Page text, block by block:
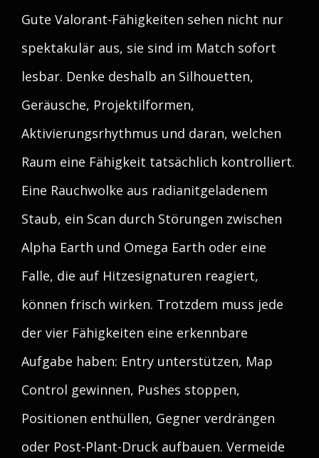
Gute Valorant-Fähigkeiten sehen nicht nur
spektakulär aus, sie sind im Match sofort
lesbar. Denke deshalb an Silhouetten,
Geräusche, Projektilformen,
Aktivierungsrhythmus und daran, welchen
Raum eine Fähigkeit tatsächlich kontrolliert.
Eine Rauchwolke aus radianitgeladenem
Staub, ein Scan durch Störungen zwischen
Alpha Earth und Omega Earth oder eine
Falle, die auf Hitzesignaturen reagiert,
können frisch wirken. Trotzdem muss jede
der vier Fähigkeiten eine erkennbare
Aufgabe haben: Entry unterstützen, Map
Control gewinnen, Pushes stoppen,
Positionen enthüllen, Gegner verdrängen
oder Post-Plant-Druck aufbauen. Vermeide